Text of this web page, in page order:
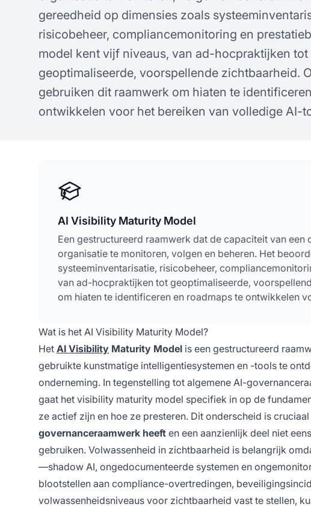
concepten
gereedheid op dimensies zoals
risicobeheer, compliancemonitoring en
model kent vijf niveaus, van ad-hocpraktijken tot
geoptimaliseerde, voorspellende zichtbaarheid.
gebruiken dit raamwerk om hiaten te
ontwikkelen voor het bereiken van volledige AI-
AI Visibility Maturity Model
Een gestructureerd raamwerk dat de capaciteit van
organisatie te monitoren, volgen en beheren. Het
systeeminventarisatie, risicobeheer,
van ad-hocpraktijken tot geoptimaliseerde,
om hiaten te identificeren en roadmaps te ontwikkelen
Wat is het AI Visibility Maturity Model?
Het AI Visibility Maturity Model is een gestructureerd
gebruikte kunstmatige intelligentiesystemen en -tools te
onderneming. In tegenstelling tot algemene AI-
gaat het visibility maturity model specifiek in op de
ze actief zijn en hoe ze presteren. Dit onderscheid is
governanceraamwerk heeft en een aanzienlijk deel niet
gebruiken. Volwassenheid in zichtbaarheid is belangrijk
—shadow AI, ongedocumenteerde systemen en
blootstellen aan compliance-overtredingen,
volwassenheidsniveaus voor zichtbaarheid vast te stellen,